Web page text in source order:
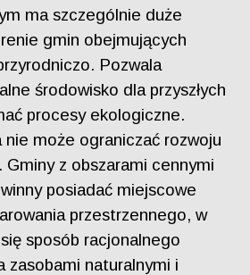
ma szczególnie duże
gmin obejmujących
Pozwala
środowisko dla przyszłych
procesy ekologiczne.
nie może ograniczać rozwoju
z obszarami cennymi
posiadać miejscowe
przestrzennego, w
sposób racjonalnego
zasobami naturalnymi i